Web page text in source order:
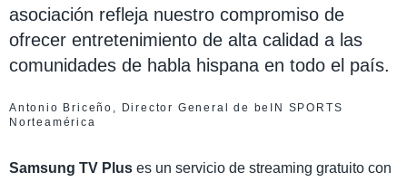
asociación refleja nuestro compromiso de
ofrecer entretenimiento de alta calidad a las
comunidades de habla hispana en todo el país.
Antonio Briceño, Director General de beIN SPORTS
Norteamérica
Samsung TV Plus es un servicio de streaming gratuito con